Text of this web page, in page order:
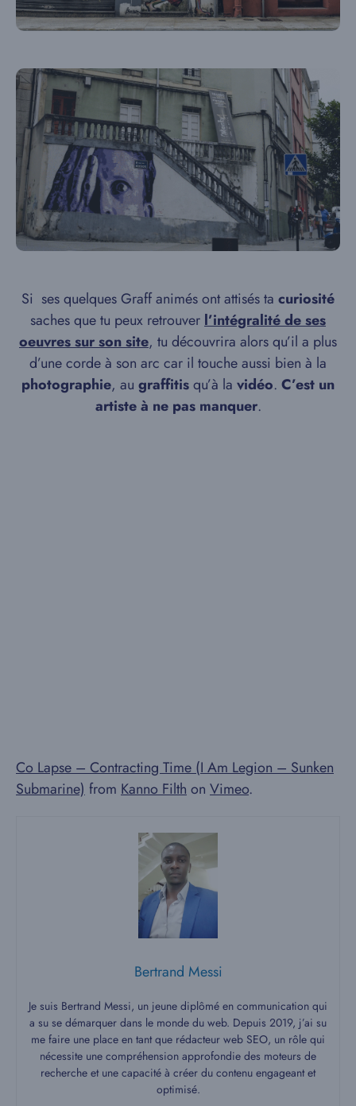
Si ses quelques Graff animés ont attisés ta curiosité
saches que tu peux retrouver l’intégralité de ses
oeuvres sur son site, tu découvrira alors qu’il a plus
d’une corde à son arc car il touche aussi bien à la
photographie, au graffitisqu’à la vidéo. C’est un
artiste à ne pas manquer.
Co Lapse – Contracting Time (I Am Legion – Sunken
Submarine) from Kanno Filth on Vimeo.
Bertrand Messi
Je suis Bertrand Messi, un jeune diplômé en communication qui
a su se démarquer dans le monde du web. Depuis 2019, j’ai su
me faire une place en tant que rédacteur web SEO, un rôle qui
nécessite une compréhension approfondie des moteurs de
recherche et une capacité à créer du contenu engageant et
optimisé.